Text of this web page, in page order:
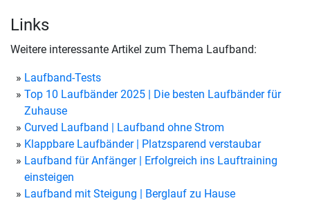
Links
Weitere interessante Artikel zum Thema Laufband:
Laufband-Tests
Top 10 Laufbänder 2025 | Die besten Laufbänder für
Zuhause
Curved Laufband | Laufband ohne Strom
Klappbare Laufbänder | Platzsparend verstaubar
Laufband für Anfänger | Erfolgreich ins Lauftraining
einsteigen
Laufband mit Steigung | Berglauf zu Hause